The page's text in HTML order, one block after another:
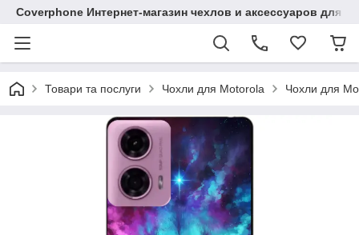
Coverphone Интернет-магазин чехлов и аксессуаров для
Товари та послуги Чохли для Motorola Чохли для